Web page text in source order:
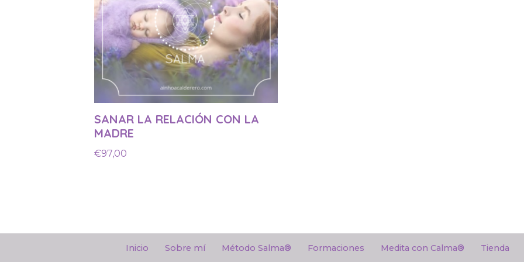
SANAR LA RELACIÓN CON LA
MADRE
€97,00
Inicio Sobre mí Método Salma® Formaciones Medita con Calma® Tienda